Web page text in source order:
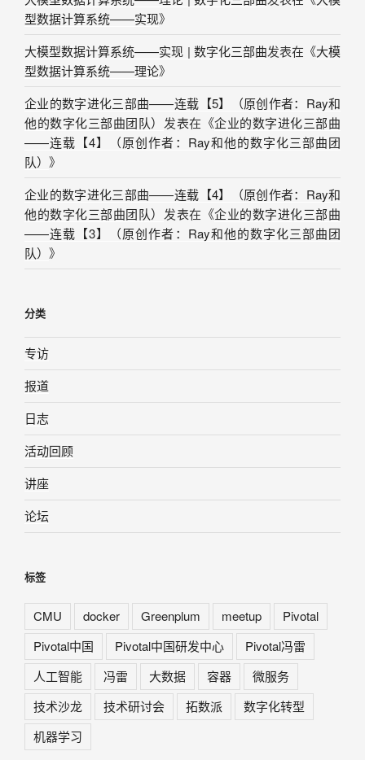
型数据计算系统——实现》
大模型数据计算系统——实现 | 数字化三部曲发表在《大模
型数据计算系统——理论》
企业的数字进化三部曲——连载【5】（原创作者：Ray和
他的数字化三部曲团队） 发表在《企业的数字进化三部曲
——连载【4】（原创作者：Ray和他的数字化三部曲团
队） 》
企业的数字进化三部曲——连载【4】（原创作者：Ray和
他的数字化三部曲团队） 发表在《企业的数字进化三部曲
——连载【3】（原创作者：Ray和他的数字化三部曲团
队） 》
分类
专访
报道
日志
活动回顾
讲座
论坛
标签
CMU docker Greenplum meetup
Pivotal
Pivotal中国
Pivotal中国研发中心
Pivotal冯雷
人工智能
冯雷 大数据 容器
微服务
技术沙龙
技术研讨会 拓数派
数字化转型
机器学习